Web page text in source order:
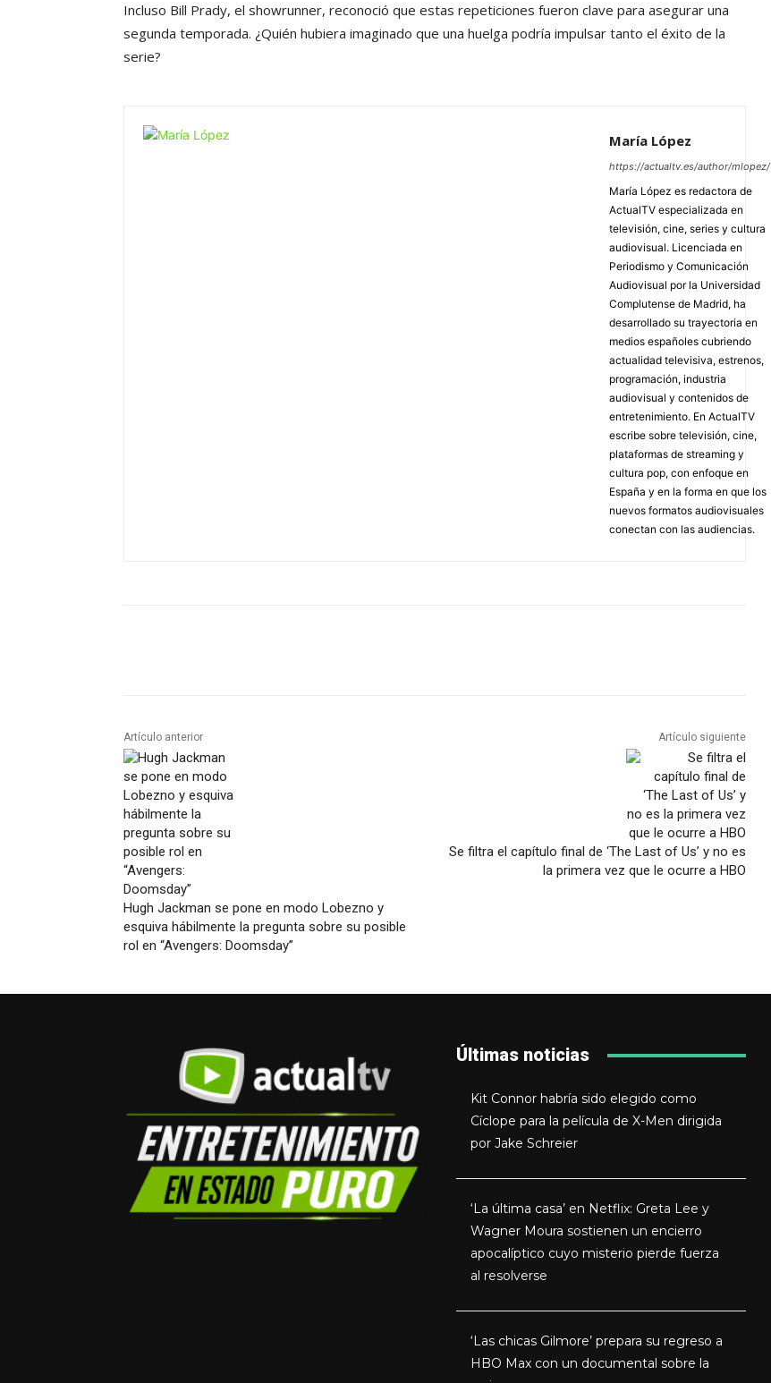
Incluso Bill Prady, el showrunner, reconoció que estas repeticiones fueron clave para asegurar una
segunda temporada. ¿Quién hubiera imaginado que una huelga podría impulsar tanto el éxito de la
serie?
María López
https://actualtv.es/author/mlopez/
María López es redactora de
ActualTV especializada en
televisión, cine, series y cultura
audiovisual. Licenciada en
Periodismo y Comunicación
Audiovisual por la Universidad
Complutense de Madrid, ha
desarrollado su trayectoria en
medios españoles cubriendo
actualidad televisiva, estrenos,
programación, industria
audiovisual y contenidos de
entretenimiento. En ActualTV
escribe sobre televisión, cine,
plataformas de streaming y
cultura pop, con enfoque en
España y en la forma en que los
nuevos formatos audiovisuales
conectan con las audiencias.
Artículo anterior
Hugh Jackman se pone en modo Lobezno y
esquiva hábilmente la pregunta sobre su posible
rol en “Avengers: Doomsday”
Artículo siguiente
Se filtra el capítulo final de ‘The Last of Us’ y no es
la primera vez que le ocurre a HBO
Últimas noticias
Kit Connor habría sido elegido como
Cíclope para la película de X-Men dirigida
por Jake Schreier
‘La última casa’ en Netflix: Greta Lee y
Wagner Moura sostienen un encierro
apocalíptico cuyo misterio pierde fuerza
al resolverse
‘Las chicas Gilmore’ prepara su regreso a
HBO Max con un documental sobre la